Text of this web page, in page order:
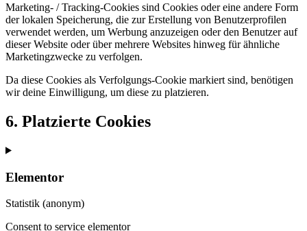
Marketing- / Tracking-Cookies sind Cookies oder eine andere Form
der lokalen Speicherung, die zur Erstellung von Benutzerprofilen
verwendet werden, um Werbung anzuzeigen oder den Benutzer auf
dieser Website oder über mehrere Websites hinweg für ähnliche
Marketingzwecke zu verfolgen.
Da diese Cookies als Verfolgungs-Cookie markiert sind, benötigen
wir deine Einwilligung, um diese zu platzieren.
6. Platzierte Cookies
Elementor
Statistik (anonym)
Consent to service elementor